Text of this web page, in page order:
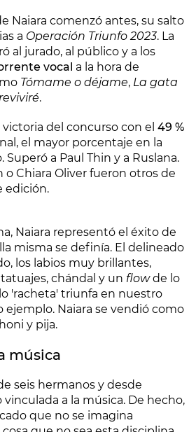
Naiara comenzó antes, su salto
a Operación Triunfo 2023. La
al jurado, al público y a los
vocal a la hora de
Tómame o déjame, La gata
.
del concurso con el 49 %
el mayor porcentaje en la
a Paul Thin y a Ruslana.
o Chiara Oliver fueron otros de
edición.
Naiara representó el éxito de
misma se definía. El delineado
los labios muy brillantes,
chándal y un flowde lo
'racheta' triunfa en nuestro
ejemplo. Naiara se vendió como
y pija.
música
seis hermanos y desde
a la música. De hecho,
que no se imagina